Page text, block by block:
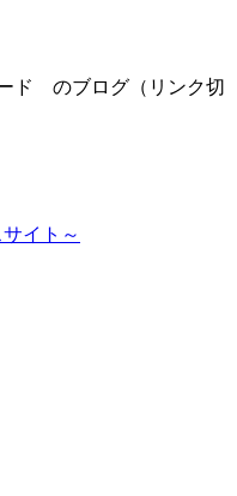
ド のブログ（リンク切
イト～